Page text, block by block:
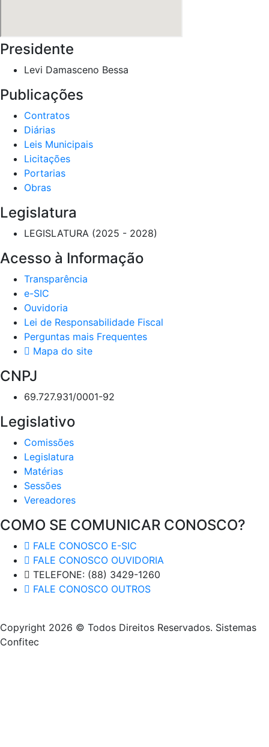
Presidente
Levi Damasceno Bessa
Publicações
Contratos
Diárias
Leis Municipais
Licitações
Portarias
Obras
Legislatura
LEGISLATURA (2025 - 2028)
Acesso à Informação
Transparência
e-SIC
Ouvidoria
Lei de Responsabilidade Fiscal
Perguntas mais Frequentes
Mapa do site
CNPJ
69.727.931/0001-92
Legislativo
Comissões
Legislatura
Matérias
Sessões
Vereadores
COMO SE COMUNICAR CONOSCO?
FALE CONOSCO E-SIC
FALE CONOSCO OUVIDORIA
TELEFONE: (88) 3429-1260
FALE CONOSCO OUTROS
Copyright 2026 © Todos Direitos Reservados. Sistemas
Confitec